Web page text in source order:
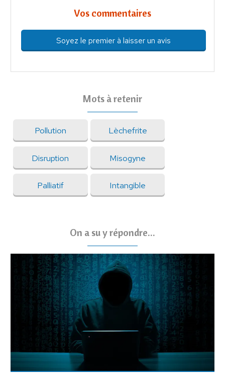
Vos commentaires
Soyez le premier à laisser un avis
Mots à retenir
Pollution Lèchefrite
Disruption Misogyne
Palliatif Intangible
On a su y répondre...